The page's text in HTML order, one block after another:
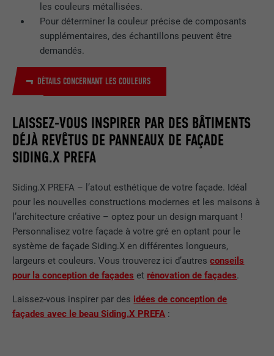
les couleurs métallisées.
Pour déterminer la couleur précise de composants
supplémentaires, des échantillons peuvent être
demandés.
DÉTAILS CONCERNANT LES COULEURS
LAISSEZ-VOUS INSPIRER PAR DES BÂTIMENTS
DÉJÀ REVÊTUS DE PANNEAUX DE FAÇADE
SIDING.X PREFA
Siding.X PREFA – l’atout esthétique de votre façade. Idéal
pour les nouvelles constructions modernes et les maisons à
l’architecture créative – optez pour un design marquant !
Personnalisez votre façade à votre gré en optant pour le
système de façade Siding.X en différentes longueurs,
largeurs et couleurs. Vous trouverez ici d’autresconseils
pour la conception de façades et rénovation de façades.
Laissez-vous inspirer par des idées de conception de
façades avec le beau Siding.X PREFA :